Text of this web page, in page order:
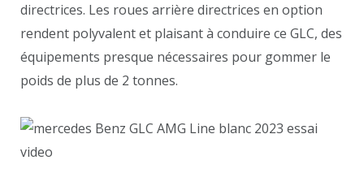
directrices. Les roues arrière directrices en option
rendent polyvalent et plaisant à conduire ce GLC, des
équipements presque nécessaires pour gommer le
poids de plus de 2 tonnes.